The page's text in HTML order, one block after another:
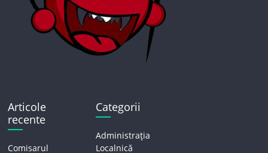
Articole
recente
Comisarul
Categorii
Administrația
Localnică